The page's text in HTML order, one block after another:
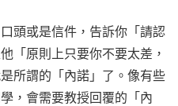
頭或是信件，告訴你「請認
「原則上只要你不要太差，
所謂的「內諾」了。像有些
，會需要教授回覆的「內